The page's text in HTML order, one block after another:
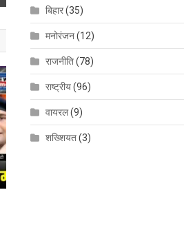
बिहार(35)
मनोरंजन(12)
राजनीति(78)
राष्ट्रीय(96)
वायरल(9)
शख्शियत(3)